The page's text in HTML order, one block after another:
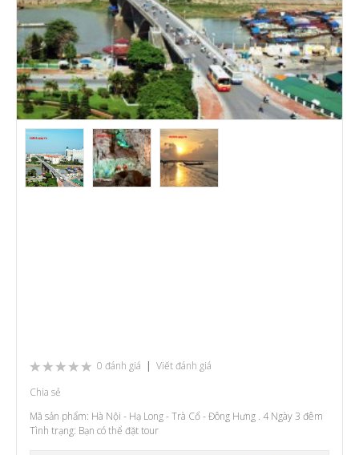
0 đánh giá |Viết đánh giá
Chia sẻ
Mã sản phẩm: Hà Nội - Hạ Long - Trà Cổ - Đông Hưng . 4 Ngày 3 đêm
Tình trạng: Bạn có thể đặt tour